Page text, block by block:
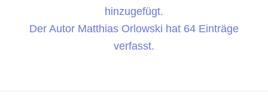
hinzugefügt.
Der Autor Matthias Orlowski hat 64 Einträge
verfasst.